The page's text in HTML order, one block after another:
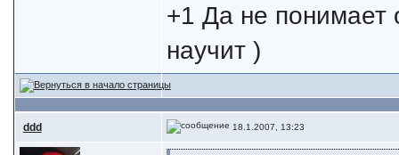
+1 Да не понимает
научит )
ddd 18.1.2007, 13:23